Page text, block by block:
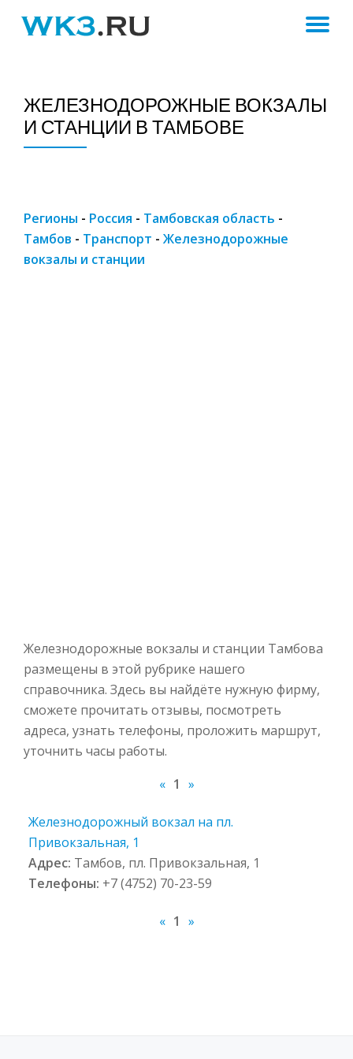
ЖЕЛЕЗНОДОРОЖНЫЕ ВОКЗАЛЫ
И СТАНЦИИ В ТАМБОВЕ
Регионы - Россия - Тамбовская область -
Тамбов - Транспорт - Железнодорожные
вокзалы и станции
Железнодорожные вокзалы и станции Тамбова
размещены в этой рубрике нашего
справочника. Здесь вы найдёте нужную фирму,
сможете прочитать отзывы, посмотреть
адреса, узнать телефоны, проложить маршрут,
уточнить часы работы.
« 1 »
Железнодорожный вокзал на пл.
Привокзальная, 1
Адрес: Тамбов, пл. Привокзальная, 1
Телефоны: +7 (4752) 70-23-59
« 1 »